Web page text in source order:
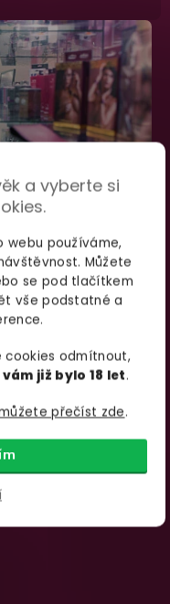
a vyberte si
webu používáme,
Můžete
se pod tlačítkem
vše podstatné a
cookies odmítnout,
vám již bylo 18 let.
přečíst zde.
BRNO
– pátek:
neděle